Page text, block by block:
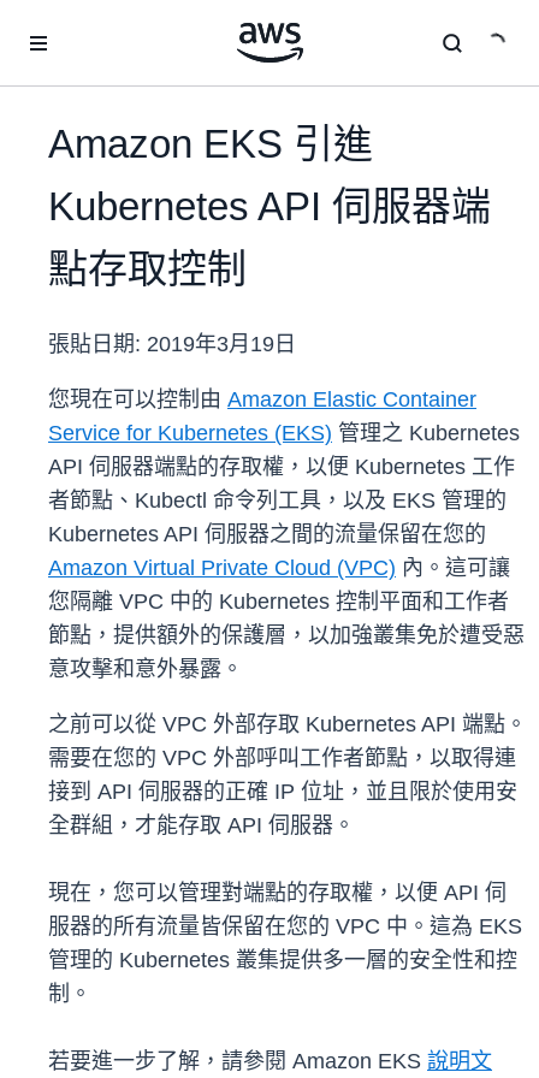
Amazon EKS 引進
Kubernetes API 伺服器端
點存取控制
張貼日期: 2019年3月19日
您現在可以控制由 Amazon Elastic Container
Service for Kubernetes (EKS) 管理之 Kubernetes
API 伺服器端點的存取權，以便 Kubernetes 工作
者節點、Kubectl 命令列工具，以及 EKS 管理的
Kubernetes API 伺服器之間的流量保留在您的
Amazon Virtual Private Cloud (VPC) 內。這可讓
您隔離 VPC 中的 Kubernetes 控制平面和工作者
節點，提供額外的保護層，以加強叢集免於遭受惡
意攻擊和意外暴露。
之前可以從 VPC 外部存取 Kubernetes API 端點。
需要在您的 VPC 外部呼叫工作者節點，以取得連
接到 API 伺服器的正確 IP 位址，並且限於使用安
全群組，才能存取 API 伺服器。
現在，您可以管理對端點的存取權，以便 API 伺
服器的所有流量皆保留在您的 VPC 中。這為 EKS
管理的 Kubernetes 叢集提供多一層的安全性和控
制。
若要進一步了解，請參閱 Amazon EKS 說明文